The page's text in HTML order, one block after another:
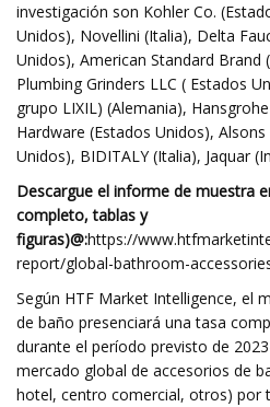
investigación son Kohler Co.
Unidos), Novellini (Italia), Delta
Unidos), American Standard Brand
Plumbing Grinders LLC ( Estados
grupo LIXIL) (Alemania),
Hardware (Estados Unidos),
Unidos), BIDITALY (Italia), Jaquar
Descargue el informe de muestra
completo, tablas y
figuras)@:https://
report/global-bathroom-
Según HTF Market Intelligence, el
de baño presenciará una tasa
durante el período previsto de
mercado global de accesorios de
hotel, centro comercial, otros) por